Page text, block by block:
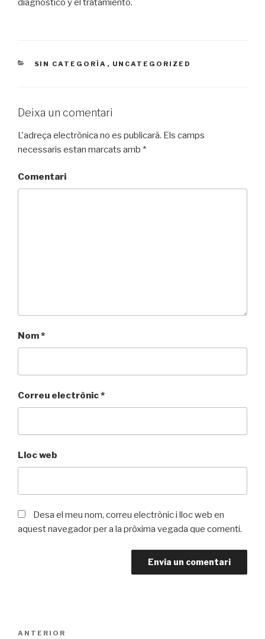
diagnostico y el tratamiento.
CATEGORIES
SIN CATEGORÍA , UNCATEGORIZED
Deixa un comentari
L'adreça electrònica no es publicarà. Els camps
necessaris estan marcats amb *
Comentari
Nom*
Correu electrònic*
Lloc web
Desa el meu nom, correu electrònic i lloc web en
aquest navegador per a la pròxima vegada que comenti.
Entrada
ANTERIOR